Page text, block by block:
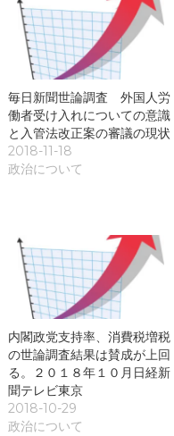
毎日新聞世論調査 外国人労
働者受け入れについての意識
と入管法改正案の審議の現状
2018-11-18
政治について
内閣政党支持率、消費税増税
の世論調査結果は賛成が上回
る。２０１８年１０月日経新
聞テレビ東京
2018-10-29
政治について